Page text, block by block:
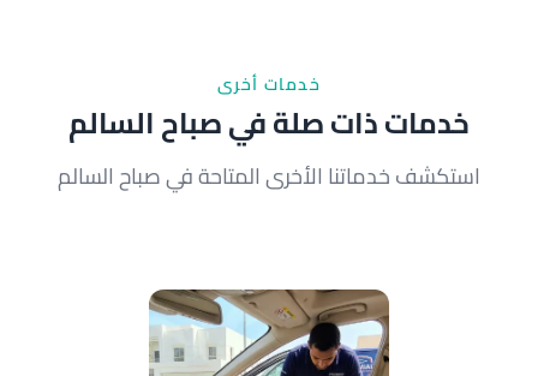
خدمات أخرى
خدمات ذات صلة في صباح السالم
استكشف خدماتنا الأخرى المتاحة في صباح السالم